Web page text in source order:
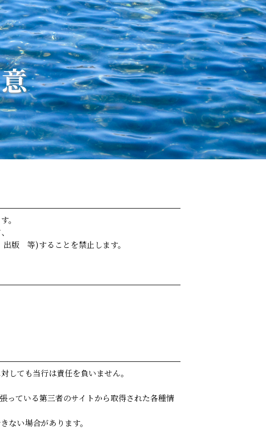
。
版 等)することを禁止します。
しても当行は責任を負いません。
っている第三者のサイトから取得された各種情
ない場合があります。